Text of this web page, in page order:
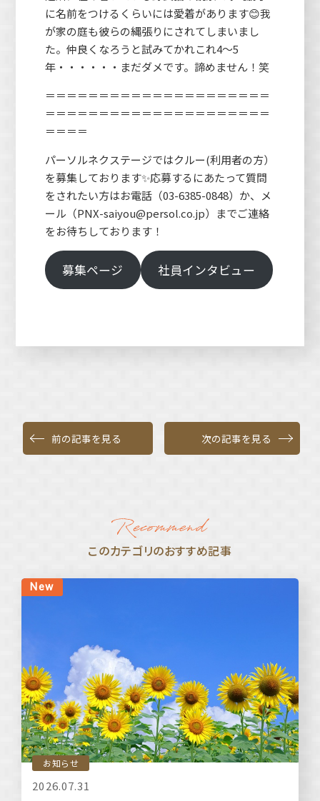
に名前をつけるくらいには愛着があります😊我
が家の庭も彼らの縄張りにされてしまいまし
た。仲良くなろうと試みてかれこれ4～5
年・・・・・・まだダメです。諦めません！笑
＝＝＝＝＝＝＝＝＝＝＝＝＝＝＝＝＝＝＝＝＝
＝＝＝＝＝＝＝＝＝＝＝＝＝＝＝＝＝＝＝＝＝
＝＝＝＝
パーソルネクステージではクルー(利用者の方）
を募集しております✨応募するにあたって質問
をされたい方はお電話（03-6385-0848）か、メ
ール（PNX-saiyou@persol.co.jp）までご連絡
をお待ちしております！
募集ページ 社員インタビュー
前の記事を見る 次の記事を見る
このカテゴリのおすすめ記事
お知らせ
2026.07.31